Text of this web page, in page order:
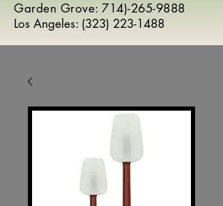
Garden Grove:714)-265-9888
Los Angeles: (323) 223-1488